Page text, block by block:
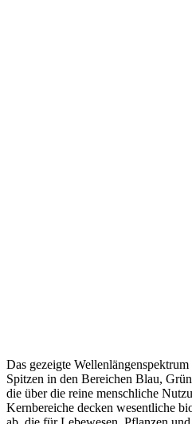
Das gezeigte
Spitzen in den Bereichen Blau,
die über die reine menschliche
Kernbereiche decken wesentliche